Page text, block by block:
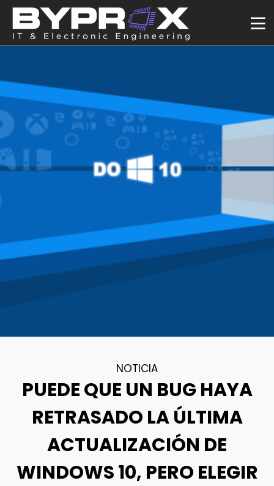
NOTICIA
PUEDE QUE UN BUG HAYA
RETRASADO LA ÚLTIMA
ACTUALIZACIÓN DE
WINDOWS 10, PERO ELEGIR